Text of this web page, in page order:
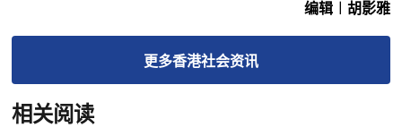
编辑︱胡影雅
更多香港社会资讯
相关阅读